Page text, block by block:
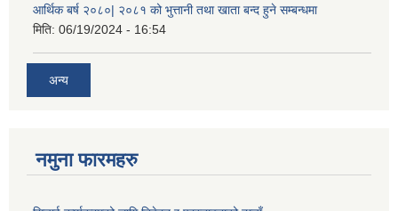
आर्थिक बर्ष २०८०| २०८१ को भुत्तानी तथा खाता बन्द हुने सम्बन्धमा
मिति: 06/19/2024 - 16:54
अन्य
नमुना फारमहरु